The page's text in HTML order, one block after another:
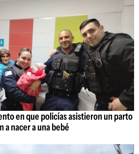
en que policías asistieron un parto
a nacer a una bebé